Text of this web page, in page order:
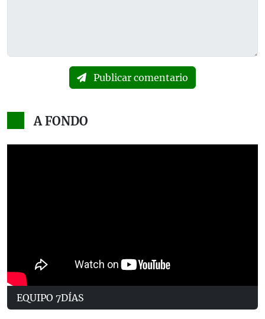
Publicar comentario
A FONDO
EQUIPO 7DÍAS